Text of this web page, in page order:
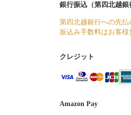
銀行振込（第四北越銀
第四北越銀行への先払
振込み手数料はお客様
クレジット
Amazon Pay